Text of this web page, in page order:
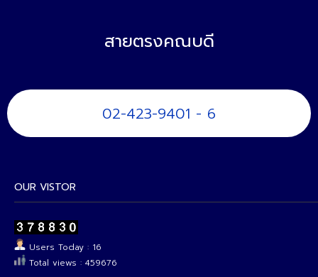
สายตรงคณบดี
02-423-9401 - 6
OUR VISTOR
Users Today : 16
Total views : 459676